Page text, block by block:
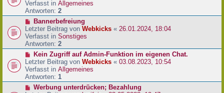
i
t
a
g
u
e
r
B
e
i
t
a
g
Verfasst in Allgemeines
Antworten: 2
N
e
u
e
r
B
e
i
t
Bannerbefreiung
Letzter Beitrag von Webkicks « 26.01.2024, 18:04
Verfasst in Sonstiges
Antworten: 2
N
e
u
e
r
B
Kein Zugriff auf Admin-Funktion im eigenen Chat.
Letzter Beitrag von Webkicks « 03.08.2023, 10:54
Verfasst in Allgemeines
Antworten: 1
NWerbung unterdrücken; Bezahlung